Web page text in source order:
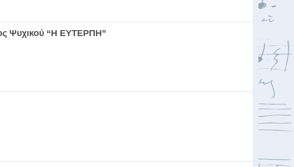
Χορωδιών
Βιωματική διδασκαλία για Μαέστρου...
Ψυχικού “Η ΕΥΤΕΡΠΗ”